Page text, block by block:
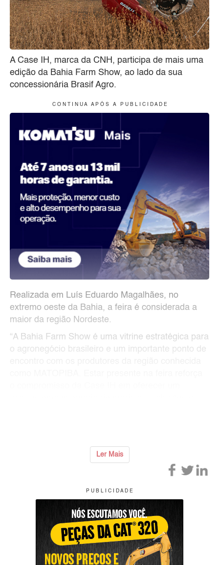
A Case IH, marca da CNH, participa de mais uma
edição da Bahia Farm Show, ao lado da sua
concessionária Brasif Agro.
C O N T I N U A A P Ó S A P U B L I C I D A D E
Realizada em Luís Eduardo Magalhães, no
extremo oeste da Bahia, a feira é considerada a
maior da região Nordeste.
“A Bahia Farm Show é uma vitrine estratégica para
o agronegócio brasileiro e um importante ponto de
Ler Mais
P U B L I C I D A D E